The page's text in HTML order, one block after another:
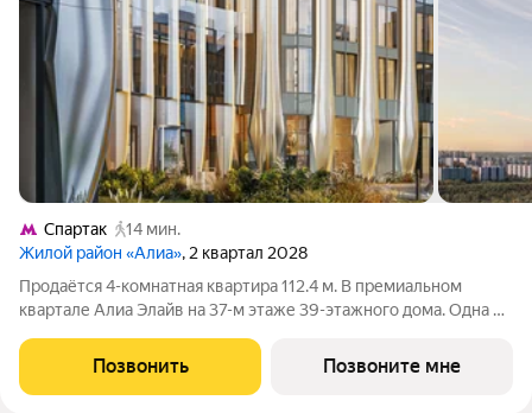
Спартак
14 мин.
Жилой район «Алиа», 2 квартал 2028
Продаётся 4-комнатная квартира 112.4 м. В премиальном
квартале Алиа Элайв на 37-м этаже 39-этажного дома. Одна из
премиальный квартал Алиа Элайв. Это две башни LIGHTHOUSE
от бюро APEX на первой
Позвонить Позвоните мне